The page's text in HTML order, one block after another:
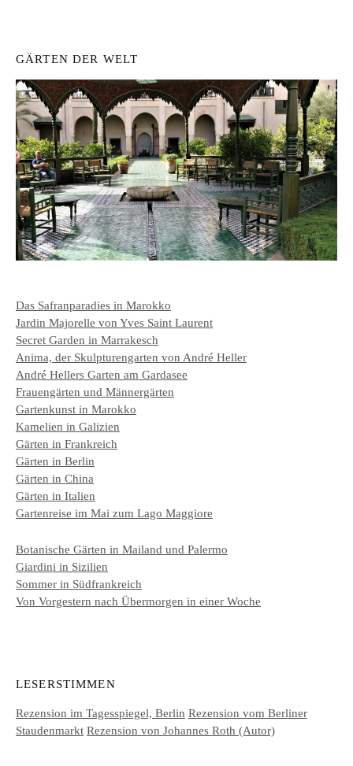
GÄRTEN DER WELT
Das Safranparadies in Marokko
Jardin Majorelle von Yves Saint Laurent
Secret Garden in Marrakesch
Anima, der Skulpturengarten von André Heller
André Hellers Garten am Gardasee
Frauengärten und Männergärten
Gartenkunst in Marokko
Kamelien in Galizien
Gärten in Frankreich
Gärten in Berlin
Gärten in China
Gärten in Italien
Gartenreise im Mai zum Lago Maggiore
Botanische Gärten in Mailand und Palermo
Giardini in Sizilien
Sommer in Südfrankreich
Von Vorgestern nach Übermorgen in einer Woche
LESERSTIMMEN
Rezension im Tagesspiegel, Berlin Rezension vom Berliner
Staudenmarkt Rezension von Johannes Roth (Autor)